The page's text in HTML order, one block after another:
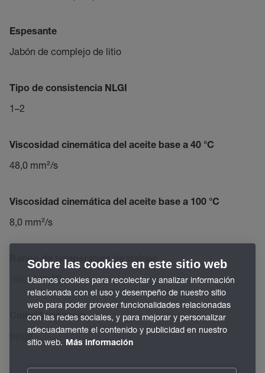
Espesante
Jabón de complejo de litio
Tipo de consistencia NLGI
1–2
Viscosidad cinemática del aceite base a 40 °C
48,0 mm²/s
Viscosidad cinemática del aceite base a 100 °C
8,0 mm²/s
Rango de temperatura de trabajo
-50 – 140 °C
Color/Apariencia
beige
Sobre las cookies en este sitio web
Usamos cookies para recolectar y analizar información
relacionada con el uso y desempeño de nuestro sitio
web para poder proveer funcionalidades relacionadas
con las redes sociales, y para mejorar y personalizar
adecuadamente el contenido y publicidad en nuestro
sitio web. Más información